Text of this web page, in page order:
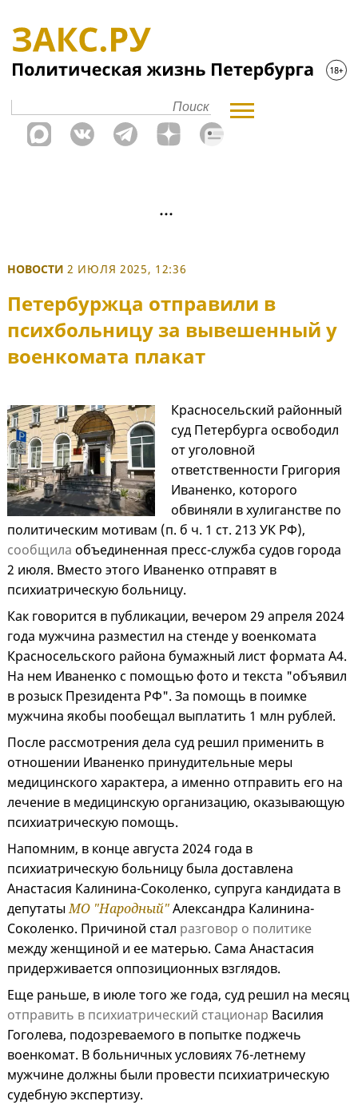
НОВОСТИ 2 ИЮЛЯ 2025, 12:36
Петербуржца отправили в
психбольницу за вывешенный у
военкомата плакат
Красносельский районный
суд Петербурга освободил
от уголовной
ответственности Григория
Иваненко, которого
обвиняли в хулиганстве по
политическим мотивам (п. б ч. 1 ст. 213 УК РФ),
сообщила объединенная пресс-служба судов города
2 июля. Вместо этого Иваненко отправят в
психиатрическую больницу.
Как говорится в публикации, вечером 29 апреля 2024
года мужчина разместил на стенде у военкомата
Красносельского района бумажный лист формата А4.
На нем Иваненко с помощью фото и текста "объявил
в розыск Президента РФ". За помощь в поимке
мужчина якобы пообещал выплатить 1 млн рублей.
После рассмотрения дела суд решил применить в
отношении Иваненко принудительные меры
медицинского характера, а именно отправить его на
лечение в медицинскую организацию, оказывающую
психиатрическую помощь.
Напомним, в конце августа 2024 года в
психиатрическую больницу была доставлена
Анастасия Калинина-Соколенко, супруга кандидата в
депутатыМО "Народный"Александра Калинина-
Соколенко. Причиной стал разговор о политике
между женщиной и ее матерью. Сама Анастасия
придерживается оппозиционных взглядов.
Еще раньше, в июле того же года, суд решил на месяц
отправить в психиатрический стационар Василия
Гоголева, подозреваемого в попытке поджечь
военкомат. В больничных условиях 76-летнему
мужчине должны были провести психиатрическую
судебную экспертизу.